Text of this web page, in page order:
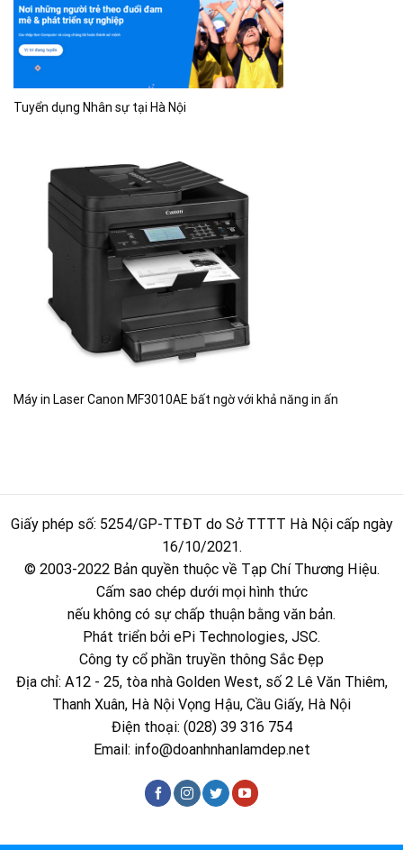
Tuyển dụng Nhân sự tại Hà Nội
Máy in Laser Canon MF3010AE bất ngờ với khả năng in ấn
Giấy phép số: 5254/GP-TTĐT do Sở TTTT Hà Nội cấp ngày
16/10/2021.
© 2003-2022 Bản quyền thuộc về Tạp Chí Thương Hiệu.
Cấm sao chép dưới mọi hình thức
nếu không có sự chấp thuận bằng văn bản.
Phát triển bởi ePi Technologies, JSC.
Công ty cổ phần truyền thông Sắc Đẹp
Địa chỉ: A12 - 25, tòa nhà Golden West, số 2 Lê Văn Thiêm,
Thanh Xuân, Hà Nội Vọng Hậu, Cầu Giấy, Hà Nội
Điện thoại: (028) 39 316 754
Email: info@doanhnhanlamdep.net